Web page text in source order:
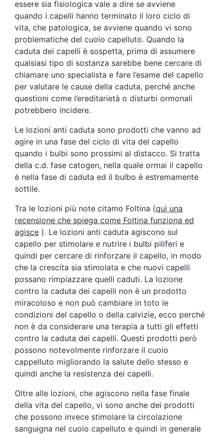
essere sia fisiologica vale a dire se avviene
quando i capelli hanno terminato il loro ciclo di
vita, che patologica, se avviene quando vi sono
problematiche del cuoio capelluto. Quando la
caduta dei capelli è sospetta, prima di assumere
qualsiasi tipo di sostanza sarebbe bene cercare di
chiamare uno specialista e fare l’esame del capello
per valutare le cause della caduta, perché anche
questioni come l’ereditarietà o disturbi ormonali
potrebbero incidere.
Le lozioni anti caduta sono prodotti che vanno ad
agire in una fase del ciclo di vita del capello
quando i bulbi sono prossimi al distacco. Si tratta
della c.d. fase catogen, nella quale ormai il capello
è nella fase di caduta ed il bulbo è estremamente
sottile.
Tra le lozioni più note citamo Foltina (qui una
recensione che spiega come Foltina funziona ed
agisce ). Le lozioni anti caduta agiscono sul
capello per stimolare e nutrire i bulbi piliferi e
quindi per cercare di rinforzare il capello, in modo
che la crescita sia stimolata e che nuovi capelli
possano rimpiazzare quelli caduti. La lozione
contro la caduta dei capelli non è un prodotto
miracoloso e non può cambiare in toto le
condizioni del capello o della calvizie, ecco perché
non è da considerare una terapia a tutti gli effetti
contro la caduta dei capelli. Questi prodotti però
possono notevolmente rinforzare il cuoio
cappelluto migliorando la salute dello stesso e
quindi anche la resistenza dei capelli.
Oltre alle lozioni, che agiscono nella fase finale
della vita del capello, vi sono anche dei prodotti
che possono invece stimolare la circolazione
sanguigna nel cuoio capelluto e quindi in generale